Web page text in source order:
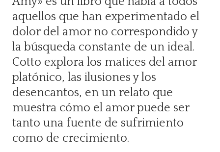
aquellos que han experimentado el
dolor del amor no correspondido y
la búsqueda constante de un ideal.
Cotto explora los matices del amor
platónico, las ilusiones y los
desencantos, en un relato que
muestra cómo el amor puede ser
tanto una fuente de sufrimiento
como de crecimiento.